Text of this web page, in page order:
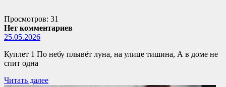
Просмотров: 31
Нет комментариев
25.05.2026
Куплет 1 По небу плывёт луна, на улице тишина, А в доме не
спит одна
Читать далее